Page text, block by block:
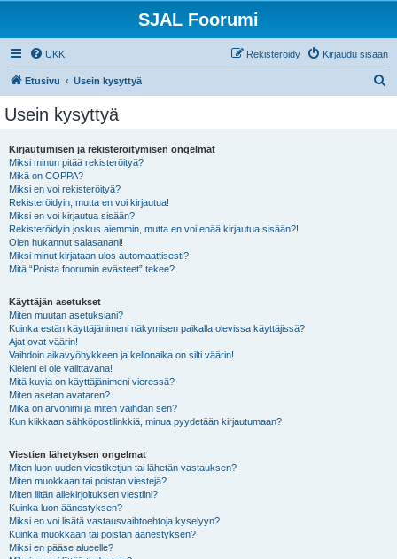
SJAL Foorumi
UKK Kirjaudu sisään
Rekisteröidy
Etusivu Usein kysyttyä
Usein kysyttyä
Kirjautumisen ja rekisteröitymisen ongelmat
Miksi minun pitää rekisteröityä?
Mikä on COPPA?
Miksi en voi rekisteröityä?
Rekisteröidyin, mutta en voi kirjautua!
Miksi en voi kirjautua sisään?
Rekisteröidyin joskus aiemmin, mutta en voi enää kirjautua sisään?!
Olen hukannut salasanani!
Miksi minut kirjataan ulos automaattisesti?
Mitä “Poista foorumin evästeet” tekee?
Käyttäjän asetukset
Miten muutan asetuksiani?
Kuinka estän käyttäjänimeni näkymisen paikalla olevissa käyttäjissä?
Ajat ovat väärin!
Vaihdoin aikavyöhykkeen ja kellonaika on silti väärin!
Kieleni ei ole valittavana!
Mitä kuvia on käyttäjänimeni vieressä?
Miten asetan avataren?
Mikä on arvonimi ja miten vaihdan sen?
Kun klikkaan sähköpostilinkkiä, minua pyydetään kirjautumaan?
Viestien lähetyksen ongelmat
Miten luon uuden viestiketjun tai lähetän vastauksen?
Miten muokkaan tai poistan viestejä?
Miten liitän allekirjoituksen viestiini?
Kuinka luon äänestyksen?
Miksi en voi lisätä vastausvaihtoehtoja kyselyyn?
Kuinka muokkaan tai poistan äänestyksen?
Miksi en pääse alueelle?